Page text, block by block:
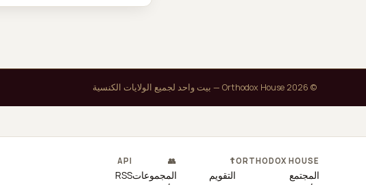
© 2026 Orthodox House — بيت واحد لجميع الولايات الكنسية
ORTHODOX HOUSE
المجتمع
☦
التقويم
👥
المجموعات
API
RSS